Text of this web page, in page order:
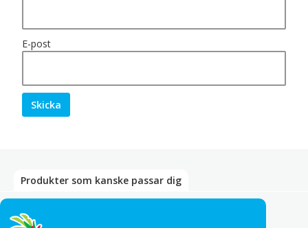
E-post
Produkter som kanske passar dig